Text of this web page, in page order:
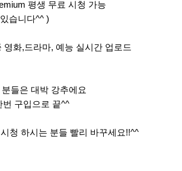
평생 무료 시청 가능
습니다^^ )
영화,드라마, 예능 실시간 업로드
들은 대박 강추에요
번 구입으로 끝^^
청 하시는 분들 빨리 바꾸세요!!^^